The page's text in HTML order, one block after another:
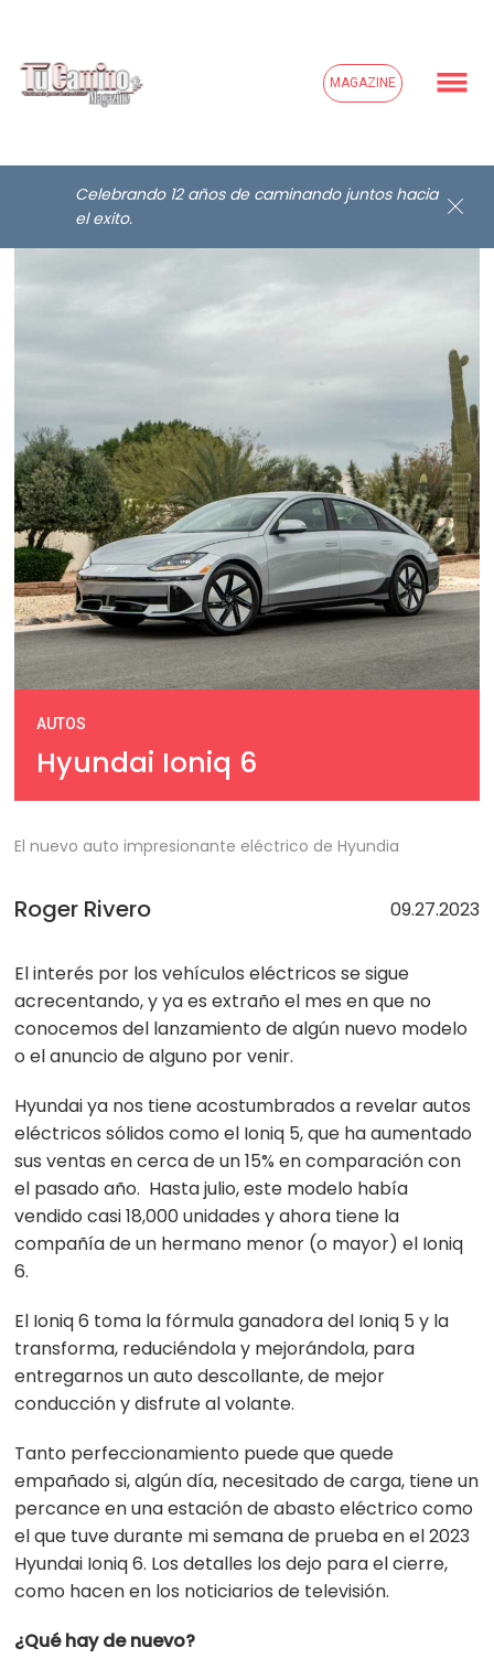
MAGAZINE
Celebrando 12 años de caminando juntos hacia
el exito.
AUTOS
Hyundai Ioniq 6
El nuevo auto impresionante eléctrico de Hyundia
Roger Rivero 09.27.2023
El interés por los vehículos eléctricos se sigue
acrecentando, y ya es extraño el mes en que no
conocemos del lanzamiento de algún nuevo modelo
o el anuncio de alguno por venir.
Hyundai ya nos tiene acostumbrados a revelar autos
eléctricos sólidos como el Ioniq 5, que ha aumentado
sus ventas en cerca de un 15% en comparación con
el pasado año. Hasta julio, este modelo había
vendido casi 18,000 unidades y ahora tiene la
compañía de un hermano menor (o mayor) el Ioniq
6.
El Ioniq 6 toma la fórmula ganadora del Ioniq 5 y la
transforma, reduciéndola y mejorándola, para
entregarnos un auto descollante, de mejor
conducción y disfrute al volante.
Tanto perfeccionamiento puede que quede
empañado si, algún día, necesitado de carga, tiene un
percance en una estación de abasto eléctrico como
el que tuve durante mi semana de prueba en el 2023
Hyundai Ioniq 6. Los detalles los dejo para el cierre,
como hacen en los noticiarios de televisión.
¿Qué hay de nuevo?